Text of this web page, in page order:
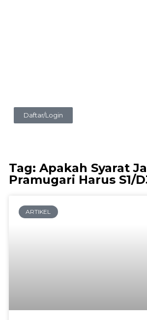
Daftar/Login
Tag: Apakah Syarat
Pramugari Harus S1/
ARTIKEL